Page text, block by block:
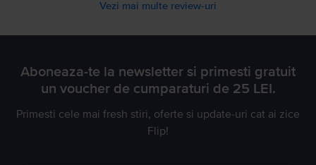
Vezi mai multe review-uri
Aboneaza-te la newsletter si primesti gratuit
un voucher de cumparaturi de 25 LEI.
Primesti cele mai fresh stiri, oferte si update-uri cat ai zice
Flip!